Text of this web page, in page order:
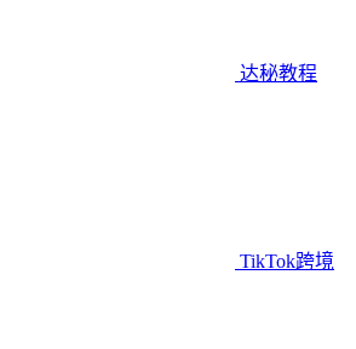
达秘教程
TikTok跨境